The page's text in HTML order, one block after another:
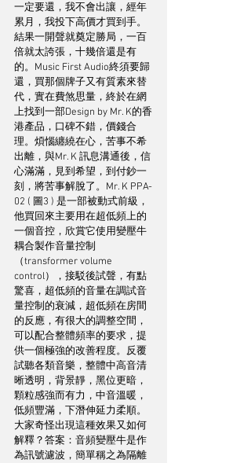
一定要還，我不會出讓，經年
累月，我投下高價才買到手。
結果一開聲就奠定勝局，一百
倍就太誇張，十幾倍還是有
的。Music First Audio終須要歸
還，買那個牌子又有質素來替
代，實在費煞思量，終於在網
上找到一部Design by Mr. K的香
港產品，口碑不錯，價錢合
理。煩惱纏繞在心，苦事不希
出離，與Mr. K 訊息溝通後，信
心滿滿，見到希望，到付鈔一
刻，將苦事解脫了。Mr. K PPA-
02 ( 圖3 ) 是一部被動式前級，
他買回來主要用在超低頻上的
一個音控，欣賞它使用變壓牛
耦合製作音量控制
（transformer volume
control），接駁後試聲，有點
驚喜，超低頻的音量在調試音
量控制的衰減，超低頻在房間
的反應，有很大的調整空間，
可以配合整體頻率的要求，提
供一個極強的改善程度。反覆
試聽各類音樂，整體中高音清
晰透明，背景靜，黑位更暗，
顆粒感強而有力，中音溫暖，
低頻豐滿，下潛伸延力柔順。
大家奇怪出現這種效果又如何
解釋？答案：音頻變壓牛是作
為訊號濾波，簡單稱之為隔離